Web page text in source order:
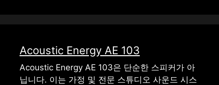
Acoustic Energy AE 103
Acoustic Energy AE 103은 단순한 스피커가 아
닙니다. 이는 가정 및 전문 스튜디오 사운드 시스